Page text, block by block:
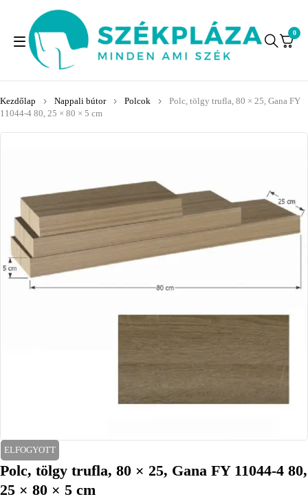
0
Kezdőlap Nappali bútor Polcok
Polc, tölgy trufla, 80 × 25, Gana FY
11044-4 80, 25 × 80 × 5 cm
ELFOGYOTT
Polc, tölgy trufla, 80 × 25, Gana FY 11044-4 80,
25 × 80 × 5 cm